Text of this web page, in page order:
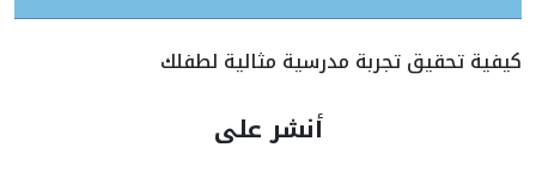
كيفية تحقيق تجربة مدرسية مثالية لطفلك
أنشر على